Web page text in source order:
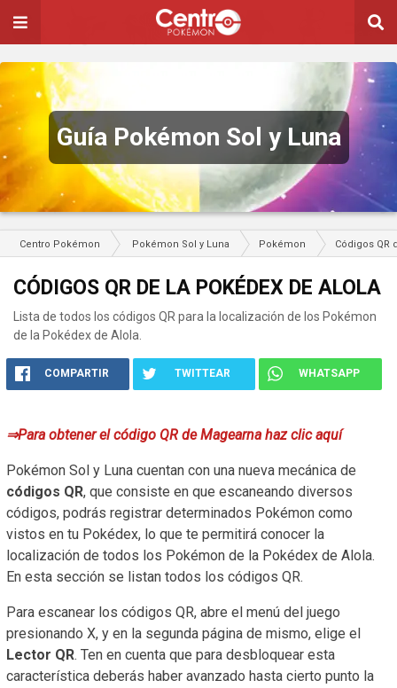
Guía Pokémon Sol y Luna
Centro Pokémon Pokémon Sol y Luna Pokémon Códigos QR
CÓDIGOS QR DE LA POKÉDEX DE ALOLA
Lista de todos los códigos QR para la localización de los Pokémon
de la Pokédex de Alola.
COMPARTIR TWITTEAR WHATSAPP
⇒Para obtener el código QR de Magearna haz clic aquí
Pokémon Sol y Luna cuentan con una nueva mecánica de
códigos QR, que consiste en que escaneando diversos
códigos, podrás registrar determinados Pokémon como
vistos en tu Pokédex, lo que te permitirá conocer la
localización de todos los Pokémon de la Pokédex de Alola.
En esta sección se listan todos los códigos QR.
Para escanear los códigos QR, abre el menú del juego
presionando X, y en la segunda página de mismo, elige el
Lector QR. Ten en cuenta que para desbloquear esta
característica deberás haber avanzado hasta cierto punto la